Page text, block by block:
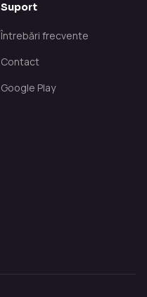
Suport
Întrebări frecvente
Contact
Google Play